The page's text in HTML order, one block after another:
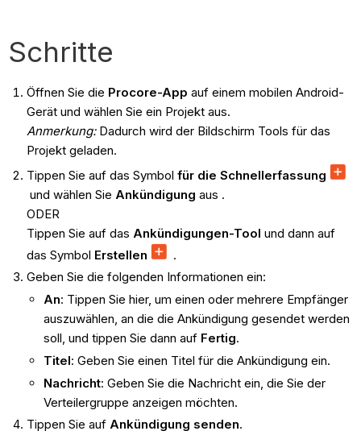
Schritte
Öffnen Sie die Procore-App auf einem mobilen Android-
Gerät und wählen Sie ein Projekt aus.
Anmerkung: Dadurch wird der Bildschirm Tools für das
Projekt geladen.
Tippen Sie auf das Symbol für die Schnellerfassung
und wählen Sie Ankündigung aus .
ODER
Tippen Sie auf das Ankündigungen-Tool und dann auf
das Symbol Erstellen
.
Geben Sie die folgenden Informationen ein:
An: Tippen Sie hier, um einen oder mehrere Empfänger
auszuwählen, an die die Ankündigung gesendet werden
soll, und tippen Sie dann auf Fertig.
Titel: Geben Sie einen Titel für die Ankündigung ein.
Nachricht: Geben Sie die Nachricht ein, die Sie der
Verteilergruppe anzeigen möchten.
Tippen Sie auf Ankündigung senden.